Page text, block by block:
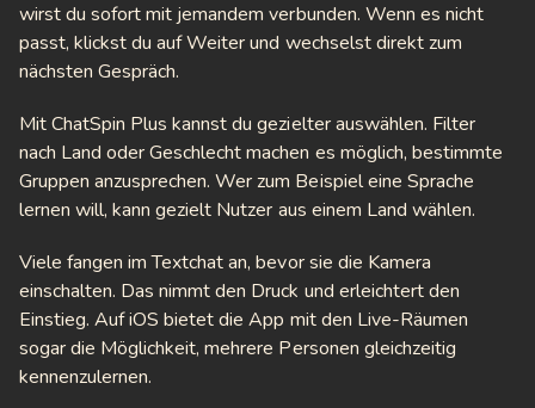
wirst du sofort mit jemandem verbunden. Wenn es nicht
passt, klickst du auf Weiter und wechselst direkt zum
nächsten Gespräch.
Mit ChatSpin Plus kannst du gezielter auswählen. Filter
nach Land oder Geschlecht machen es möglich, bestimmte
Gruppen anzusprechen. Wer zum Beispiel eine Sprache
lernen will, kann gezielt Nutzer aus einem Land wählen.
Viele fangen im Textchat an, bevor sie die Kamera
einschalten. Das nimmt den Druck und erleichtert den
Einstieg. Auf iOS bietet die App mit den Live-Räumen
sogar die Möglichkeit, mehrere Personen gleichzeitig
kennenzulernen.